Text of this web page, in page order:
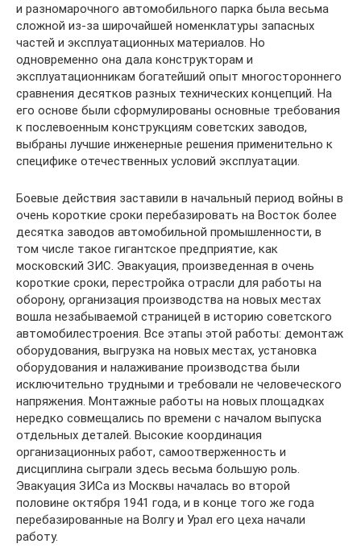
и разномарочного автомобильного парка была весьма
сложной из-за широчайшей номенклатуры запасных
частей и эксплуатационных материалов. Но
одновременно она дала конструкторам и
эксплуатационникам богатейший опыт многостороннего
сравнения десятков разных технических концепций. На
его основе были сформулированы основные требования
к послевоенным конструкциям советских заводов,
выбраны лучшие инженерные решения применительно к
специфике отечественных условий эксплуатации.
Боевые действия заставили в начальный период войны в
очень короткие сроки перебазировать на Восток более
десятка заводов автомобильной промышленности, в
том числе такое гигантское предприятие, как
московский ЗИС. Эвакуация, произведенная в очень
короткие сроки, перестройка отрасли для работы на
оборону, организация производства на новых местах
вошла незабываемой страницей в историю советского
автомобилестроения. Все этапы этой работы: демонтаж
оборудования, выгрузка на новых местах, установка
оборудования и налаживание производства были
исключительно трудными и требовали не человеческого
напряжения. Монтажные работы на новых площадках
нередко совмещались по времени с началом выпуска
отдельных деталей. Высокие координация
организационных работ, самоотверженность и
дисциплина сыграли здесь весьма большую роль.
Эвакуация ЗИСа из Москвы началась во второй
половине октября 1941 года, и в конце того же года
перебазированные на Волгу и Урал его цеха начали
работу.